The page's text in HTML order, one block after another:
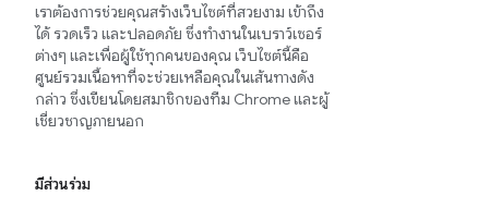
เราต้องการช่วยคุณสร้างเว็บไซต์ที่สวยงาม เข้าถึง
ได้ รวดเร็ว และปลอดภัย ซึ่งทำงานในเบราว์เซอร์
ต่างๆ และเพื่อผู้ใช้ทุกคนของคุณ เว็บไซต์นี้คือ
ศูนย์รวมเนื้อหาที่จะช่วยเหลือคุณในเส้นทางดัง
กล่าว ซึ่งเขียนโดยสมาชิกของทีม Chrome และผู้
เชี่ยวชาญภายนอก
มีส่วนร่วม